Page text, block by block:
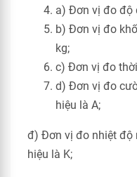
a) Đơn vị đo độ
b) Đơn vị đo
kg;
c) Đơn vị đo
d) Đơn vị đo
hiệu là A;
đ) Đơn vị đo nhiệt độ
hiệu là K;